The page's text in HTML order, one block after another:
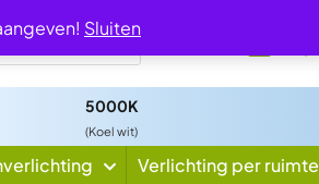
5000K
(Koel wit)
Verlichting per ruimte
Sluiten